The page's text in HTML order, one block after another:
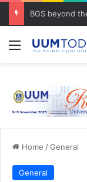
Menu
Home /General
General